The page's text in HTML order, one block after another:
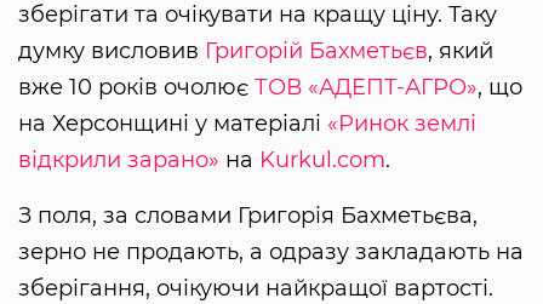
зберігати та очікувати на кращу ціну. Таку
думку висловив Григорій Бахметьєв, який
вже 10 років очолює ТОВ «АДЕПТ-АГРО», що
на Херсонщині у матеріалі «Ринок землі
відкрили зарано» на Kurkul.com.
З поля, за словами Григорія Бахметьєва,
зерно не продають, а одразу закладають на
зберігання, очікуючи найкращої вартості.